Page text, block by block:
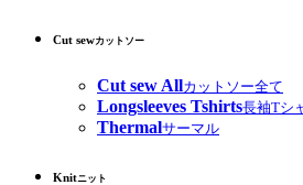
Cut sewカットソー
Cut sew Allカットソー全て
Longsleeves Tshirts長袖Tシ
Thermalサーマル
Knitニット